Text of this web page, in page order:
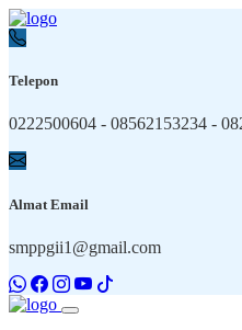
Telepon
0222500604 - 08562153234 -
Almat Email
smppgii1@gmail.com